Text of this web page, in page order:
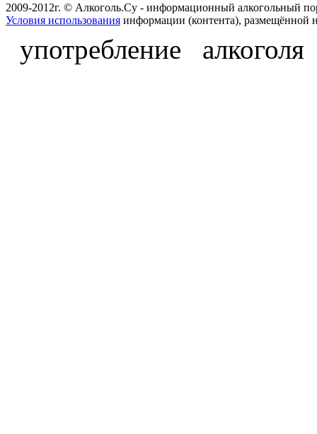
2009-2012г. © Алкоголь.Су - информационный алкогольный
Условия использования информации (контента), размещённой
употребление